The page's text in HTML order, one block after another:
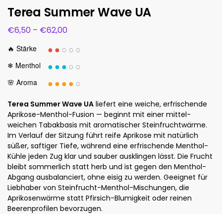
Terea Summer Wave UA
€6,50 – €62,00
🔥 Stärke ●●○○○
❄ Menthol ●●●○○
🌸 Aroma ●●●●○
Terea Summer Wave UA liefert eine weiche, erfrischende
Aprikose-Menthol-Fusion — beginnt mit einer mittel-
weichen Tabakbasis mit aromatischer Steinfruchtwärme.
Im Verlauf der Sitzung führt reife Aprikose mit natürlich
süßer, saftiger Tiefe, während eine erfrischende Menthol-
Kühle jeden Zug klar und sauber ausklingen lässt. Die Frucht
bleibt sommerlich statt herb und ist gegen den Menthol-
Abgang ausbalanciert, ohne eisig zu werden. Geeignet für
Liebhaber von Steinfrucht-Menthol-Mischungen, die
Aprikosenwärme statt Pfirsich-Blumigkeit oder reinen
Beerenprofilen bevorzugen.